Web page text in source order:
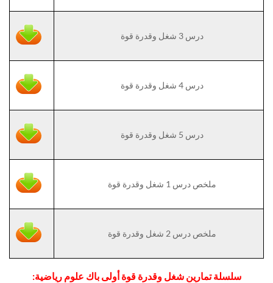
درس 3 شغل وقدرة قوة
درس 4 شغل وقدرة قوة
درس 5 شغل وقدرة قوة
ملخص درس 1 شغل وقدرة قوة
ملخص درس 2 شغل وقدرة قوة
سلسلة تمارين شغل وقدرة قوة أولى باك علوم رياضية: